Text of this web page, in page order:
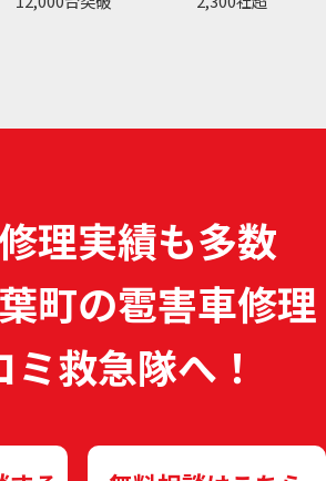
理実績も多数
町の雹害車修理
ミ救急隊へ！